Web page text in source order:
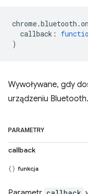
chrome.bluetooth .
callback :
)
Wywoływane, gdy
urządzeniu Bluetooth.
PARAMETRY
callback
funkcja